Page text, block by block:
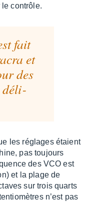
contrôle.
fait
et
des
déli­
les réglages étaient
pas toujours
des VCO est
et la plage de
sur trois quarts
n’est pas